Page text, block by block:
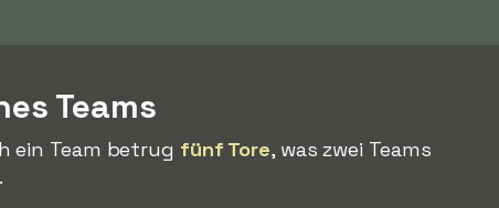
Teams
ein Team betrug fünf Tore, was zwei Teams
.